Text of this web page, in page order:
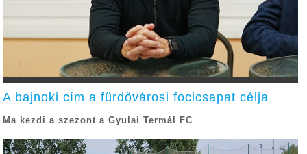
A bajnoki cím a fürdővárosi focicsapat célja
Ma kezdi a szezont a Gyulai Termál FC